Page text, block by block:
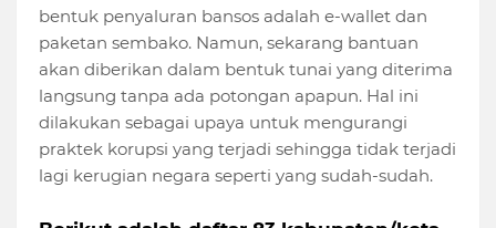
bentuk penyaluran bansos adalah e-wallet dan
paketan sembako. Namun, sekarang bantuan
akan diberikan dalam bentuk tunai yang diterima
langsung tanpa ada potongan apapun. Hal ini
dilakukan sebagai upaya untuk mengurangi
praktek korupsi yang terjadi sehingga tidak terjadi
lagi kerugian negara seperti yang sudah-sudah.